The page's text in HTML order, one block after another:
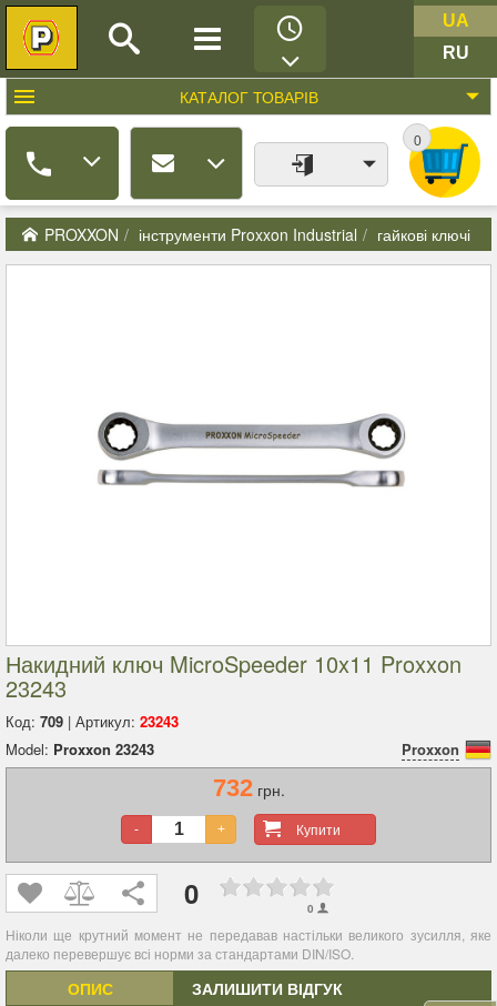
UA
RU
КАТАЛОГ ТОВАРІВ
0
PROXXON інструменти Proxxon Industrial гайкові ключі
Накидний ключ MicroSpeeder 10x11 Proxxon
23243
Код: 709 | Артикул: 23243
Model: Proxxon 23243 Proxxon
732грн.
Купити
- +
0 0
Ніколи ще крутний момент не передавав настільки великого зусилля, яке
далеко перевершує всі норми за стандартами DIN/ISO.
ОПИС ЗАЛИШИТИ ВІДГУК